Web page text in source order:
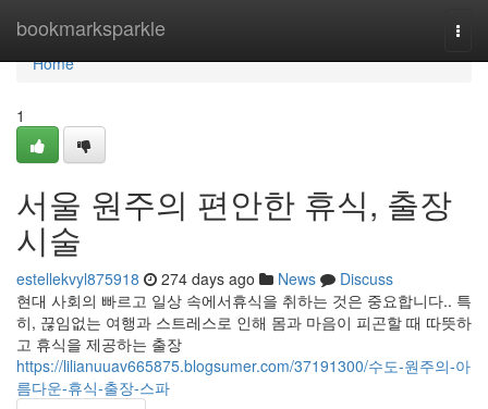
bookmarksparkle
Home
Home
1
서울 원주의 편안한 휴식, 출장
시술
estellekvyl875918 274 days ago News
Discuss
현대 사회의 빠르고 일상 속에서휴식을 취하는 것은 중요합니다.. 특
히, 끊임없는 여행과 스트레스로 인해 몸과 마음이 피곤할 때 따뜻하
고 휴식을 제공하는 출장
https://lilianuuav665875.blogsumer.com/37191300/수도-원주의-아
름다운-휴식-출장-스파